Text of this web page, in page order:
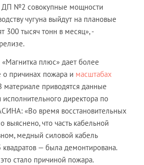
ДП №2 совокупные мощности
чугуна выйдут на плановые
300 тысяч тонн в месяц», -
плюс» дает более
причинах пожара и масштабах
материале приводятся данные
исполнительного директора по
«Во время восстановительных
что часть кабельной
медный силовой кабель
— была демонтирована.
стало причиной пожара.